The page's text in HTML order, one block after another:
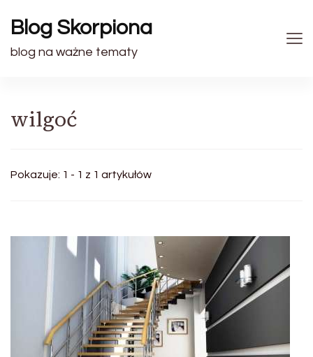
Blog Skorpiona
blog na ważne tematy
wilgoć
Pokazuje: 1 - 1 z 1 artykułów